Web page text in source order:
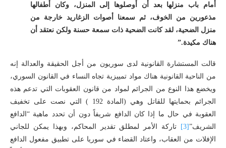
أمام باب منزلها بعد أن أوصلوها إلى المنزل، وكان أطفالها
مذعورين من الخوف، ثم سمعنا أصوات الزغاريد خارجة من
منزل الضحية، لقد كانت الضحية ذات سمعة حسنة ولكن نعتقد أن
هناك مكيدة.”
قالت المستشارة القانونية لدى سوريون من أجل الحقيقة والعدالة إنه
من الناحية القانونية هناك مواد تمييزية تجاه النساء في القانون السوري،
ويخضع هذا النوع من الجرائم لمواد من قانون العقوبات التي تدعم هذه
الجرائم بحمايتها للقاتل وهي (المادة 192 ) التي نصت على تخفيف
العقوبة في حال ما إذا كان الدافع شريفاً دون أن تحدد ماهية “الدافع
الشريف”[3]
تاركة الأمر لمطلق تقدير المحاكم، وبهذا يمكن للجاني
الإفلات من العقاب، واعتاد القضاء في سوريا على تطبيق مفعول الدافع